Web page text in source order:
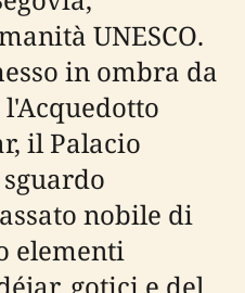
UNESCO.
in ombra da
il Palacio
nobile di
elementi